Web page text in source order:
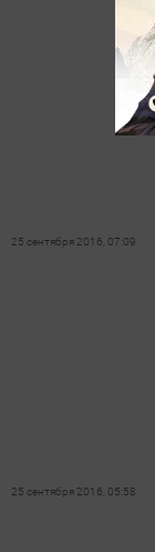
25 сентября 2016, 07:09
25 сентября 2016, 05:58